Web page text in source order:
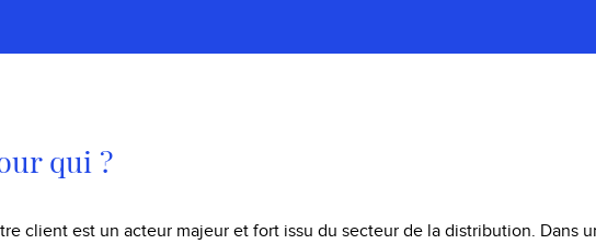
qui ?
client est un acteur majeur et fort issu du secteur de la distribution. Dans